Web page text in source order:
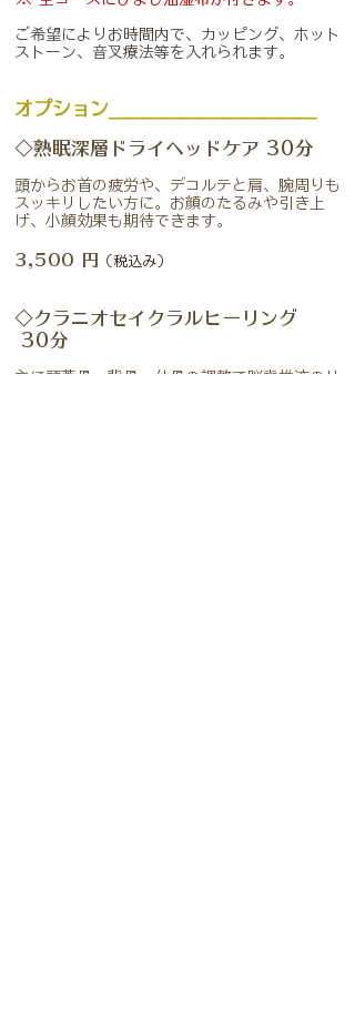
ご希望によりお時間内で、 カッピング、ホット
ストーン、音叉療法等を入れられます。
オプション＿＿＿＿＿＿＿＿＿＿＿
◇熟眠深層ドライヘッドケア 30分
頭からお首の疲労や、デコルテと肩、腕周りも
スッキリしたい方に。お顔のたるみや引き上
げ、小顔効果も期待できます。
3,500 円 （税込み）
◇クラニオセイクラルヒーリング
30分
主に頭蓋骨、背骨、仙骨の調整で脳脊椎液のリ